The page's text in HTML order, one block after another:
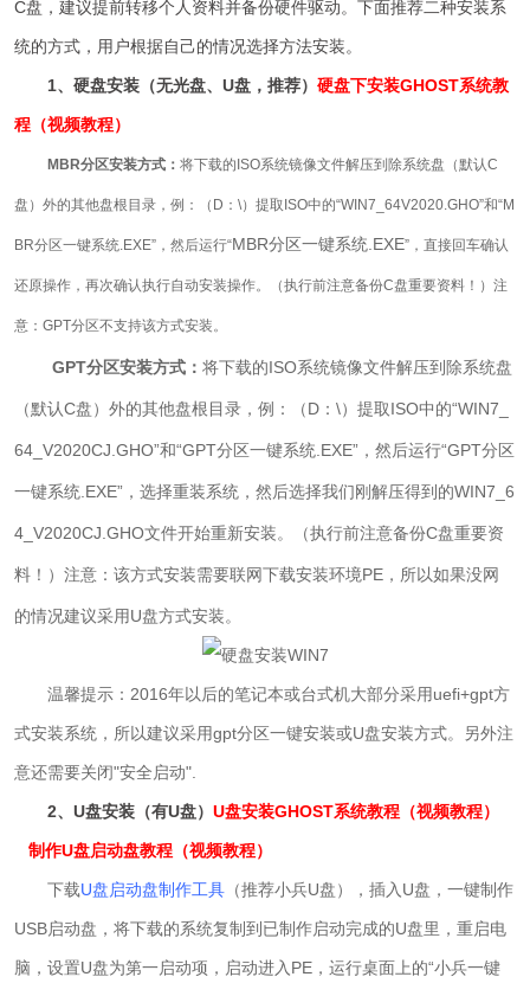
C盘，建议提前转移个人资料并备份硬件驱动。下面推荐二种安装系
统的方式，用户根据自己的情况选择方法安装。
1、硬盘安装（无光盘、U盘，推荐）硬盘下安装GHOST系统教
程（视频教程）
MBR分区安装方式：将下载的ISO系统镜像文件解压到除系统盘（默认C
盘）外的其他盘根目录，例：（D：\）提取ISO中的“WIN7_64V2020.GHO”和“M
BR分区一键系统.EXE”，然后运行“MBR分区一键系统.EXE”，直接回车确认
还原操作，再次确认执行自动安装操作。（执行前注意备份C盘重要资料！）注
意：GPT分区不支持该方式安装。
GPT分区安装方式：将下载的ISO系统镜像文件解压到除系统盘
（默认C盘）外的其他盘根目录，例：（D：\）提取ISO中的“WIN7_
64_V2020CJ.GHO”和“GPT分区一键系统.EXE”，然后运行“GPT分区
一键系统.EXE”，选择重装系统，然后选择我们刚解压得到的WIN7_6
4_V2020CJ.GHO文件开始重新安装。（执行前注意备份C盘重要资
料！）注意：该方式安装需要联网下载安装环境PE，所以如果没网
的情况建议采用U盘方式安装。
温馨提示：2016年以后的笔记本或台式机大部分采用uefi+gpt方
式安装系统，所以建议采用gpt分区一键安装或U盘安装方式。另外注
意还需要关闭"安全启动".
2、U盘安装（有U盘）U盘安装GHOST系统教程（视频教程）
制作U盘启动盘教程（视频教程）
下载U盘启动盘制作工具 （推荐小兵U盘），插入U盘，一键制作
USB启动盘，将下载的系统复制到已制作启动完成的U盘里，重启电
脑，设置U盘为第一启动项，启动进入PE，运行桌面上的“小兵一键